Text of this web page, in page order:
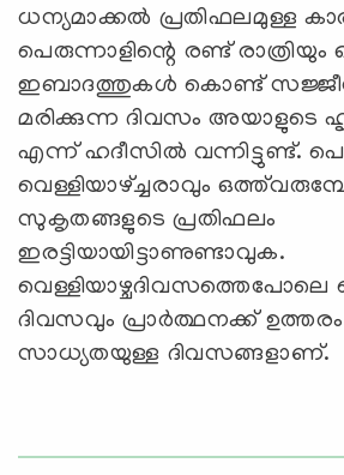
ധന്യമാക്കല്‍ പ്രതിഫലമുള്ള
പെരുന്നാളിന്റെ രണ്ട് രാത്രിയും
ഇബാദത്തുകള്‍ കൊണ്ട്
മരിക്കുന്ന ദിവസം അയാളുടെ
എന്ന് ഹദീസില്‍ വന്നിട്ടുണ്ട്.
വെള്ളിയാഴ്ച്ചരാവും
സുകൃതങ്ങളുടെ പ്രതിഫലം
ഇരട്ടിയായിട്ടാണുണ്ടാവുക.
ദിവസവും പ്രാര്‍ത്ഥനക്ക്
സാധ്യതയുള്ള ദിവസങ്ങളാണ്.